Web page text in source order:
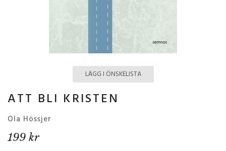
LÄGG I ÖNSKELISTA
ATT BLI KRISTEN
Ola Hössjer
199 kr